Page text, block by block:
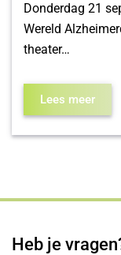
Donderdag 21
Wereld
theater…
Lees meer
Heb je